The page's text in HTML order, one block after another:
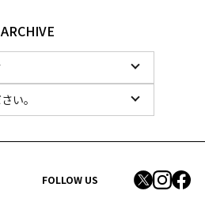
ARCHIVE
FOLLOW US